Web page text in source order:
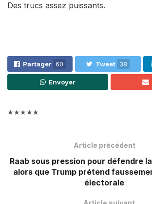
Des trucs assez puissants.
Partager 60 Tweet 38
Envoyer
★★★★★
Article précédent
Raab sous pression pour défendre
alors que Trump prétend
électorale